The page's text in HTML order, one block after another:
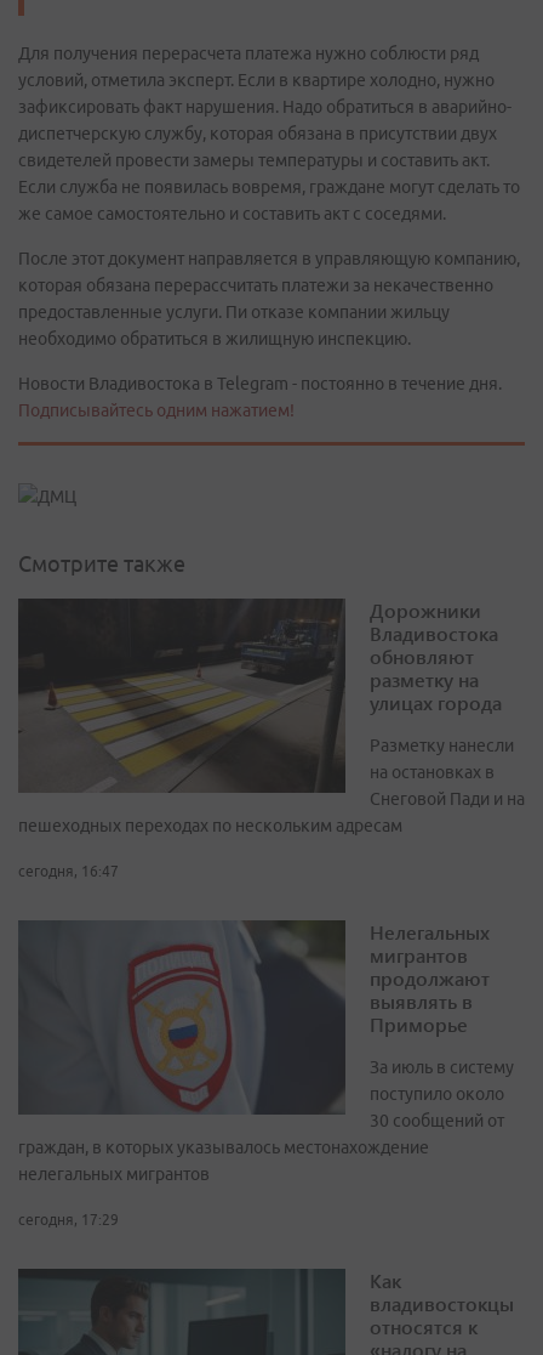
Для получения перерасчета платежа нужно соблюсти ряд
условий, отметила эксперт. Если в квартире холодно, нужно
зафиксировать факт нарушения. Надо обратиться в аварийно-
диспетчерскую службу, которая обязана в присутствии двух
свидетелей провести замеры температуры и составить акт.
Если служба не появилась вовремя, граждане могут сделать то
же самое самостоятельно и составить акт с соседями.
После этот документ направляется в управляющую компанию,
которая обязана перерассчитать платежи за некачественно
предоставленные услуги. Пи отказе компании жильцу
необходимо обратиться в жилищную инспекцию.
Новости Владивостока в Telegram - постоянно в течение дня.
Подписывайтесь одним нажатием!
Смотрите также
Дорожники
Владивостока
обновляют
разметку на
улицах города
Разметку нанесли
на остановках в
Снеговой Пади и на
пешеходных переходах по нескольким адресам
сегодня, 16:47
Нелегальных
мигрантов
продолжают
выявлять в
Приморье
За июль в систему
поступило около
30 сообщений от
граждан, в которых указывалось местонахождение
нелегальных мигрантов
сегодня, 17:29
Как
владивостокцы
относятся к